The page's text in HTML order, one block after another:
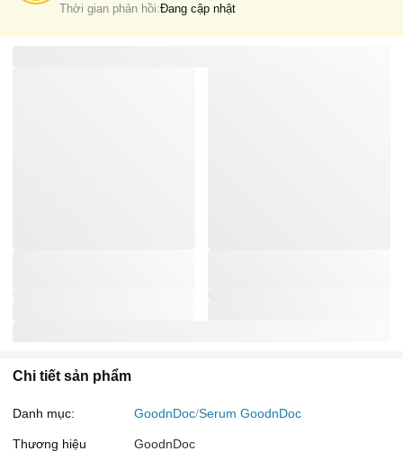
Thời gian phản hồi:Đang cập nhật
Chi tiết sản phẩm
Danh mục: GoodnDoc Serum GoodnDoc
Thương hiệu GoodnDoc